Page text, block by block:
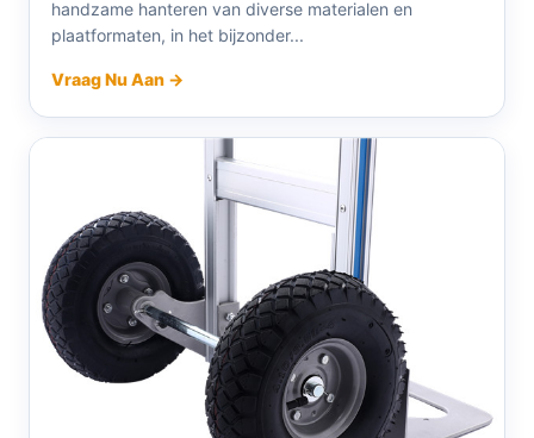
handzame hanteren van diverse materialen en
plaatformaten, in het bijzonder...
Vraag Nu Aan →